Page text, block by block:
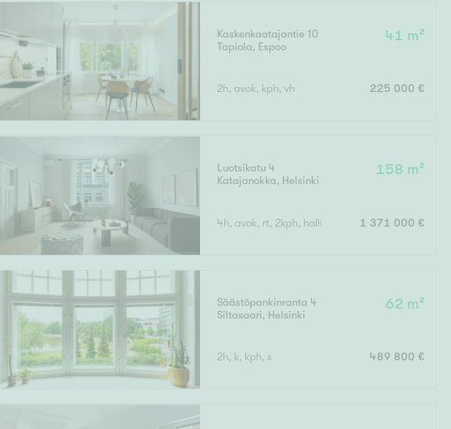
Kaskenkaatajantie 10
Tapiola, Espoo
41 m²
2h, avok, kph, vh 225 000 €
Luotsikatu 4
Katajanokka, Helsinki
158 m²
4h, avok, rt, 2kph, halli 1 371 000 €
Säästöpankinranta 4
Siltasaari, Helsinki
62 m²
2h, k, kph, s 489 800 €